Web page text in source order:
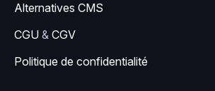
Alternatives CMS
CGU & CGV
Politique de confidentialité